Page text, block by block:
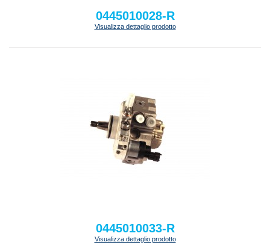
0445010028-R
Visualizza dettaglio prodotto
0445010033-R
Visualizza dettaglio prodotto